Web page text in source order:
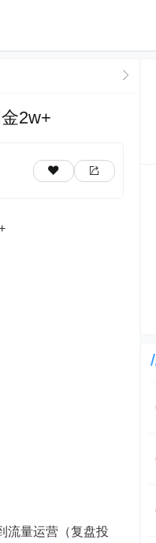
2w+
流量运营（复盘投